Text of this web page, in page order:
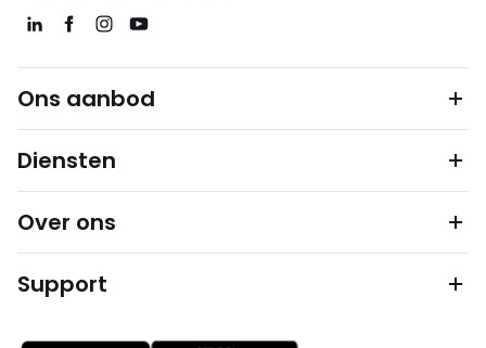
Ons aanbod
Diensten
Over ons
Support